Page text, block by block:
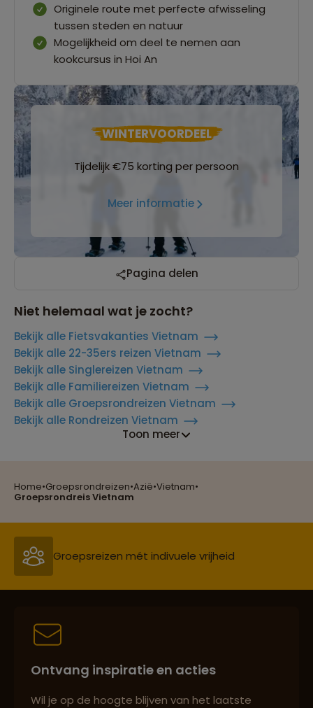
Home•Groepsrondreizen•Azië•Vietnam•
Groepsrondreis Vietnam
Originele route met perfecte afwisseling
tussen steden en natuur
Mogelijkheid om deel te nemen aan
kookcursus in Hoi An
WINTERVOORDEEL
Tijdelijk €75 korting per persoon
Meer informatie
Pagina delen
Niet helemaal wat je zocht?
Bekijk alle Fietsvakanties Vietnam
Bekijk alle 22-35ers reizen Vietnam
Bekijk alle Singlereizen Vietnam
Bekijk alle Familiereizen Vietnam
Bekijk alle Groepsrondreizen Vietnam
Bekijk alle Rondreizen Vietnam
Toon meer
Reizen met oog voor mens, cultuur en milieu
Groepsreizen mét indivuele vrijheid
Reiszekerheid met Sawadee
Persoonlijk en deskundig reisadvies
Ontvang inspiratie en acties
Wil je op de hoogte blijven van het laatste